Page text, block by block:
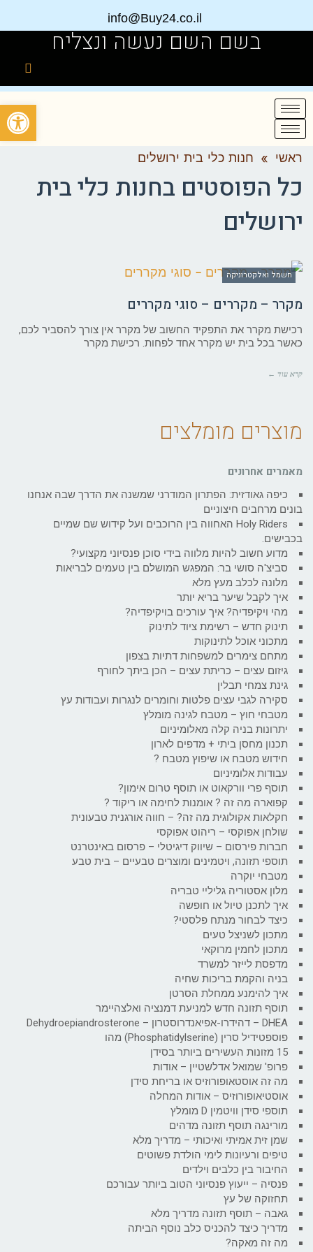
info@Buy24.co.il
בשם השם נעשה ונצליח
ראשי » חנות כלי בית ירושלים
כל הפוסטים בחנות כלי בית
ירושלים
חשמל ואלקטרוניקה
מקרר – מקררים – סוגי מקררים
רכישת מקרר את התפקיד החשוב של מקרר אין צורך להסביר לכם,
כאשר בכל בית יש מקרר אחד לפחות. רכישת מקרר
קרא עוד ←
מוצרים מומלצים
מאמרים אחרונים
כיפה גאודזית: הפתרון המודרני שמשנה את הדרך שבה אנחנו
בונים מרחבים חיצוניים
Holy Riders האחווה בין הרוכבים ועל קידוש שם שמיים
בכבישים.
מדוע חשוב להיות מלווה בידי סוכן פנסיוני מקצועי?
סביצ'ה סושי בר: המפגש המושלם בין טעמים לבריאות
מלונה לכלב מעץ מלא
איך לקבל שיער בריא יותר
מהי ויקיפדיה? איך עורכים בויקיפדיה?
תינוק חדש – רשימת ציוד לתינוק
מתכוני אוכל לתינוקות
מתחם צימרים למשפחות דתיות בצפון
גיזום עצים – כריתת עצים – הכן ביתך לחורף
גינת צמחי תבלין
סקירה לגבי עצים פלטות וחומרים לנגרות ועבודות עץ
מטבחי חוץ – מטבח לגינה מומלץ
יתרונות בניה קלה מאלומיניום
תכנון מחסן ביתי + מדפים לארון
חידוש מטבח או שיפוץ מטבח ?
עבודות אלומיניום
תוסף פרי וורקאוט או תוסף טרום אימון?
קפוארה מה זה ? אומנות לחימה או ריקוד ?
חקלאות אקולוגית מה זה? – חווה אורגנית טבעונית
שולחן אפוקסי – ריהוט אפוקסי
חברות פירסום – שיווק דיגיטלי – פרסום באינטרנט
תוספי תזונה, ויטמינים ומוצרים טבעיים – בית טבע
מטבחי יוקרה
מלון אסטוריה גליליי טבריה
איך לתכנן טיול או חופשה
כיצד לבחור מנתח פלסטי?
מתכון לשניצל טעים
מתכון לחמין מרוקאי
מדפסת לייזר למשרד
בניה והקמת בריכות שחיה
איך להימנע ממחלת הסרטן
תוסף תזונה חדש למניעת דמנציה ואלצהיימר
DHEA – דהידרו-אפיאנדרוסטרון – Dehydroepiandrosterone
פוספטידיל סרין (Phosphatidylserine) מהו
15 מזונות העשירים ביותר בסידן
פרופ' שמואל אדלשטיין – אודות
מה זה אוסטאופורוזיס או בריחת סידן
אוסטיאופורוזיס – אודות המחלה
תוספי סידן וויטמין D מומלץ
מורינגה תוסף תזונה מדהים
שמן זית אמיתי ואיכותי – מדריך מלא
טיפים ורעיונות לימי הולדת פשוטים
החיבור בין כלבים וילדים
פנסיה – ייעוץ פנסיוני הטוב ביותר עבורכם
תחזוקה של עץ
גאבה – תוסף תזונה מדריך מלא
מדריך כיצד להכניס כלב נוסף הביתה
מה זה מאקה?